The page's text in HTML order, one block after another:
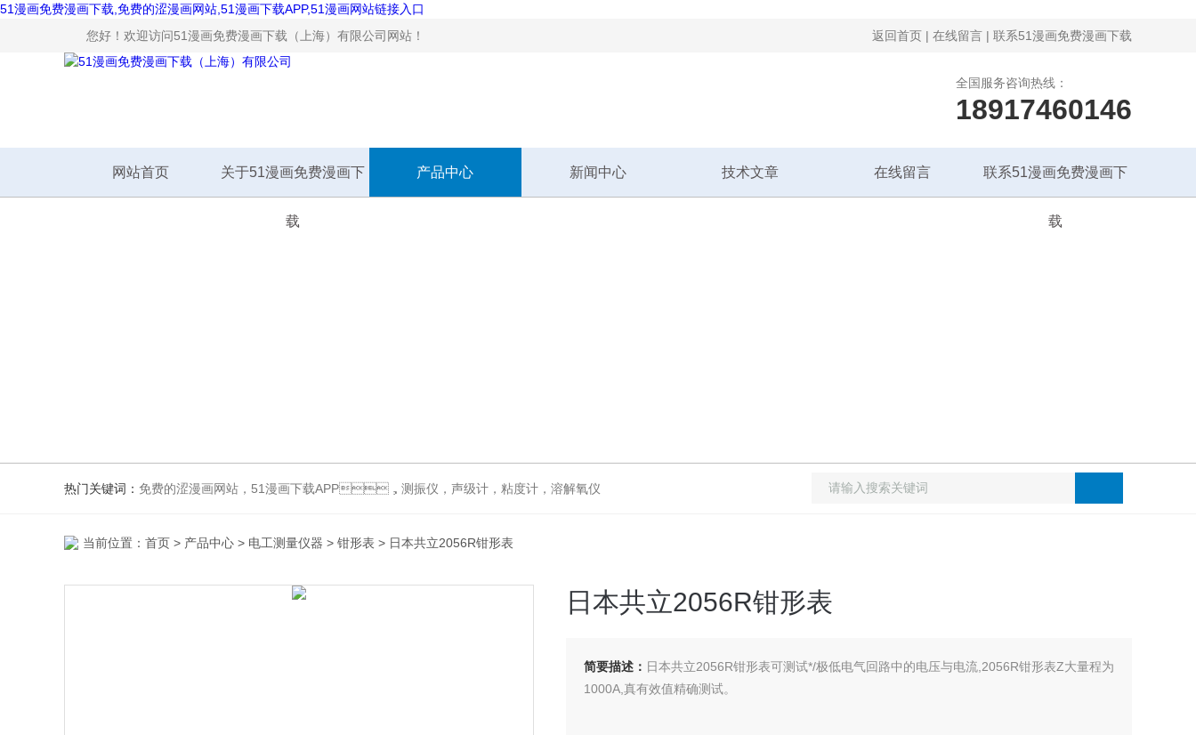
51漫画免费漫画下载,免费的涩漫画网站,51漫画下载APP,51漫画网站链接入口
您好！欢迎访问51漫画免费漫画下载（上海）有限公司网站！
返回首页 | 在线留言 | 联系51漫画免费漫画下载
全国服务咨询热线：
18917460146
网站首页 关于51漫画免费漫画下
载
产品中心 新闻中心 技术文章 在线留言 联系51漫画免费漫画下
载
热门关键词： 免费的涩漫画网站，51漫画下载APP，测振仪，声级计，粘度计，溶解氧仪
当前位置： 首页 > 产品中心 > 电工测量仪器 > 钳形表 > 日本共立2056R钳形表
日本共立2056R钳形表
简要描述： 日本共立2056R钳形表可测试*/极低电气回路中的电压与电流,2056R钳形表Z大量程为
1000A,真有效值精确测试。